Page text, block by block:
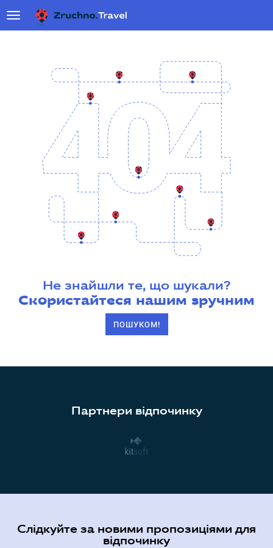
Не знайшли те, що шукали?
Скористайтеся нашим зручним
ПОШУКОМ!
Партнери відпочинку
Слідкуйте за новими пропозиціями для
відпочинку